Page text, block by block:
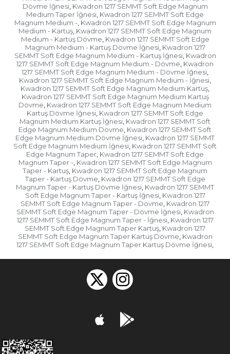
Dövme İğnesi, Kwadron 1217 SEMMT Soft Edge Magnum
Medium Taper İğnesi Kwadron 1217 SEMMT Soft Edge
Magnum Medium - Kwadron 1217 SEMMT Soft Edge Magnum
Medium - Kartuş Kwadron 1217 SEMMT Soft Edge Magnum
Medium - Kartuş Dövme Kwadron 1217 SEMMT Soft Edge
Magnum Medium - Kartuş Dövme İğnesi, Kwadron 1217
SEMMT Soft Edge Magnum Medium - Kartuş İğnesi, Kwadron
1217 SEMMT Soft Edge Magnum Medium - Dövme Kwadron
1217 SEMMT Soft Edge Magnum Medium - Dövme İğnesi
Kwadron 1217 SEMMT Soft Edge Magnum Medium - İğnesi
Kwadron 1217 SEMMT Soft Edge Magnum Medium Kartuş
Kwadron 1217 SEMMT Soft Edge Magnum Medium Kartuş
Dövme Kwadron 1217 SEMMT Soft Edge Magnum Medium
Kartuş Dövme İğnesi Kwadron 1217 SEMMT Soft Edge
Magnum Medium Kartuş İğnesi Kwadron 1217 SEMMT Soft
Edge Magnum Medium Dövme Kwadron 1217 SEMMT Soft
Edge Magnum Medium Dövme İğnesi Kwadron 1217 SEMMT
Soft Edge Magnum Medium İğnesi Kwadron 1217 SEMMT Soft
Edge Magnum Taper Kwadron 1217 SEMMT Soft Edge
Magnum Taper - Kwadron 1217 SEMMT Soft Edge Magnum
Taper - Kartuş Kwadron 1217 SEMMT Soft Edge Magnum
Taper - Kartuş Dövme Kwadron 1217 SEMMT Soft Edge
Magnum Taper - Kartuş Dövme İğnesi Kwadron 1217 SEMMT
Soft Edge Magnum Taper - Kartuş İğnesi, Kwadron 1217
SEMMT Soft Edge Magnum Taper - Dövme Kwadron 1217
SEMMT Soft Edge Magnum Taper - Dövme İğnesi, Kwadron
1217 SEMMT Soft Edge Magnum Taper - İğnesi, Kwadron 1217
SEMMT Soft Edge Magnum Taper Kartuş Kwadron 1217
SEMMT Soft Edge Magnum Taper Kartuş Dövme Kwadron
1217 SEMMT Soft Edge Magnum Taper Kartuş Dövme İğnesi